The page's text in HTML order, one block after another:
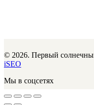
© 2026. Первый
iSEO
Мы в соцсетях